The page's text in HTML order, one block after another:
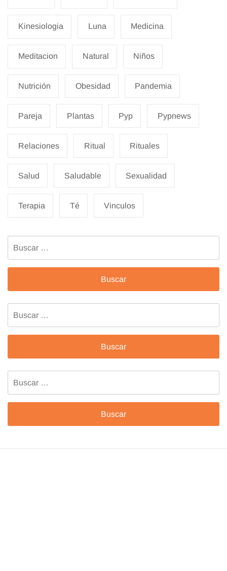
Kinesiologia Luna Medicina
Meditacion Natural Niños
Nutrición Obesidad Pandemia
Pareja Plantas Pyp Pypnews
Relaciones Ritual Rituales
Salud Saludable Sexualidad
Terapia Té Vinculos